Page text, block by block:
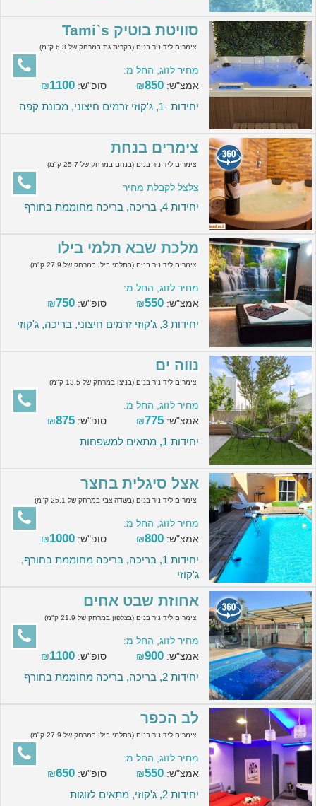
סוויטת בוטיק Tami`s
צימרים ליד ניר בנים (בקרית גת במרחק של 6.3 ק"מ)
מחיר לזוג, החל מ:
אמצ"ש:
₪850 סופ"ש: ₪1100
יחידות -1, ג'קוזי זרמים חיצוני, מכונת קפה
צימרים בנחת
צימרים ליד ניר בנים (בנחם במרחק של 25.7 ק"מ)
צלצל לקבלת מחיר
יחידות 4, בריכה, בריכה מחוממת בחורף
מלכת שבא תלמי בילו
צימרים ליד ניר בנים (בתלמי בילו במרחק של 27.9 ק"מ)
מחיר לזוג, החל מ:
אמצ"ש:
₪550 סופ"ש: ₪750
יחידות 3, ג'קוזי זרמים חיצוני, בריכה, ג'קוזי
נווה ים
צימרים ליד ניר בנים (בניצן במרחק של 13.5 ק"מ)
מחיר לזוג, החל מ:
אמצ"ש:
₪775 סופ"ש: ₪875
יחידות 1, מתאים למשפחות
אצל סיגלית בחצר
צימרים ליד ניר בנים (בשדה צבי במרחק של 25.1 ק"מ)
מחיר לזוג, החל מ:
אמצ"ש:
₪800 סופ"ש: ₪1000
יחידות 1, בריכה, בריכה מחוממת בחורף,
ג'קוזי
אחוזת שבט אחים
צימרים ליד ניר בנים (בצלפון במרחק של 21.9 ק"מ)
מחיר לזוג, החל מ:
אמצ"ש:
₪900 סופ"ש: ₪1100
יחידות 2, בריכה, בריכה מחוממת בחורף
לב הכפר
צימרים ליד ניר בנים (בתלמי בילו במרחק של 27.9 ק"מ)
מחיר לזוג, החל מ:
אמצ"ש:
₪550 סופ"ש: ₪650
יחידות 2, ג'קוזי, מתאים לזוגות